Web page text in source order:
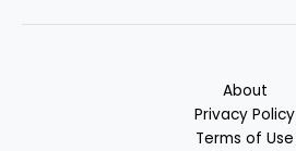
About
Privacy Policy
Terms of Use